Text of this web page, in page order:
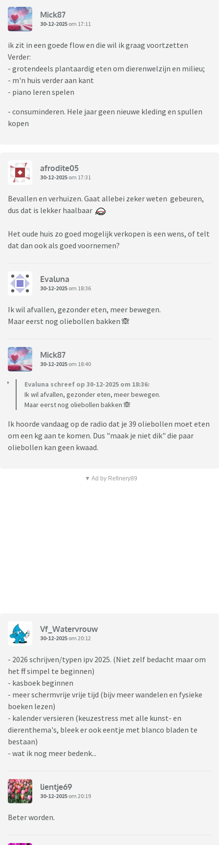
Mick87
30-12-2025 om 17:11
ik zit in een goede flow en die wil ik graag voortzetten
Verder:
- grotendeels plantaardig eten om dierenwelzijn en milieu;
- m'n huis verder aan kant
- piano leren spelen
- consuminderen. Hele jaar geen nieuwe kleding en spullen
kopen
afrodite05
30-12-2025 om 17:31
Bevallen en verhuizen. Gaat allebei zeker weten gebeuren,
dus dat is lekker haalbaar
Het oude huis zo goed mogelijk verkopen is een wens, of telt
dat dan ook als goed voornemen?
Evaluna
30-12-2025 om 18:36
Ik wil afvallen, gezonder eten, meer bewegen.
Maar eerst nog oliebollen bakken 🙈
Mick87
30-12-2025 om 18:40
Evaluna schreef op 30-12-2025 om 18:36:
Ik wil afvallen, gezonder eten, meer bewegen.
Maar eerst nog oliebollen bakken 🙈
Ik hoorde vandaag op de radio dat je 39 oliebollen moet eten
om een kg aan te komen. Dus "maak je niet dik" die paar
oliebollen kan geen kwaad.
▼ Ad by Refinery89
Vf_Watervrouw
30-12-2025 om 20:12
- 2026 schrijven/typen ipv 2025. (Niet zelf bedacht maar om
het ff simpel te beginnen)
- kasboek beginnen
- meer schermvrije vrije tijd (bijv meer wandelen en fysieke
boeken lezen)
- kalender versieren (keuzestress met alle kunst- en
dierenthema's, bleek er ook eentje met blanco bladen te
bestaan)
- wat ik nog meer bedenk...
lientje69
30-12-2025 om 20:19
Beter worden.